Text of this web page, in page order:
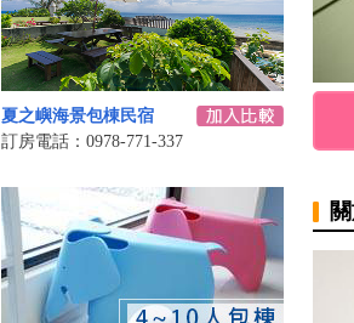
夏之嶼海景包棟民宿
訂房電話：0978-771-337